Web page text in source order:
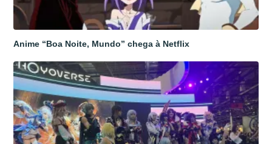
Anime “Boa Noite, Mundo” chega à Netflix